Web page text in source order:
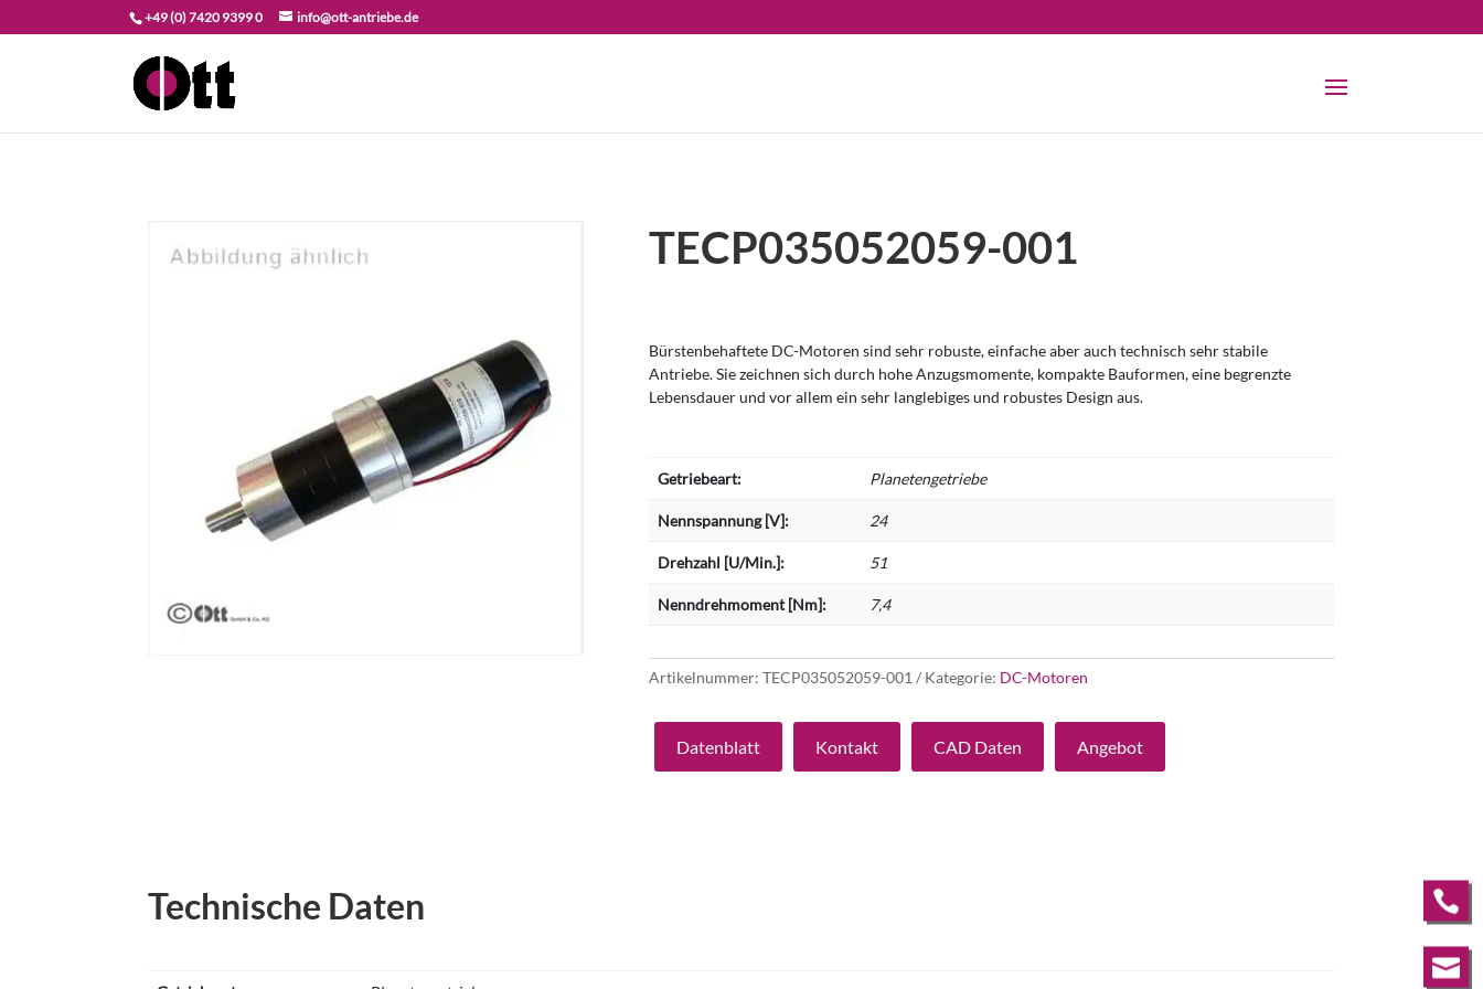
+49 (0) 7420 9399 0 info@ott-antriebe.de
TECP035052059-001
Bürstenbehaftete DC-Motoren sind sehr robuste, einfache aber auch technisch sehr stabile
Antriebe. Sie zeichnen sich durch hohe Anzugsmomente, kompakte Bauformen, eine begrenzte
Lebensdauer und vor allem ein sehr langlebiges und robustes Design aus.
Getriebeart: Planetengetriebe
Nennspannung [V]: 24
Drehzahl [U/Min.]: 51
Nenndrehmoment [Nm]: 7,4
Artikelnummer:TECP035052059-001 Kategorie: DC-Motoren
Datenblatt Kontakt CAD Daten Angebot
Technische Daten 
